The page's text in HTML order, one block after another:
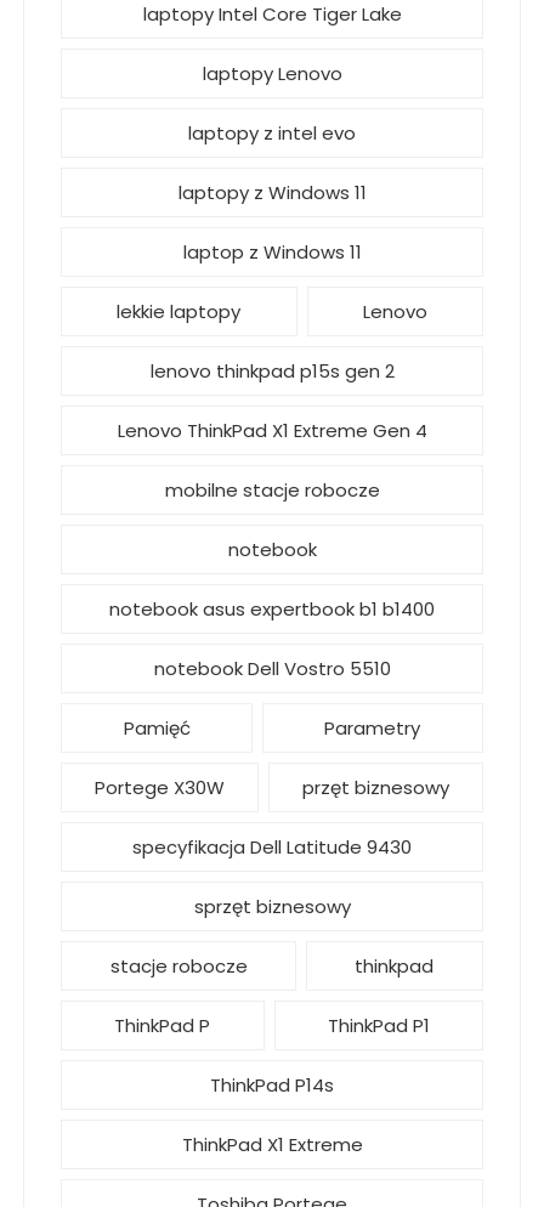
laptopy Intel Core Tiger Lake
laptopy Lenovo
laptopy z intel evo
laptopy z Windows 11
laptop z Windows 11
lekkie laptopy Lenovo
lenovo thinkpad p15s gen 2
Lenovo ThinkPad X1 Extreme Gen 4
mobilne stacje robocze
notebook
notebook asus expertbook b1 b1400
notebook Dell Vostro 5510
Pamięć Parametry
Portege X30W przęt biznesowy
specyfikacja Dell Latitude 9430
sprzęt biznesowy
stacje robocze thinkpad
ThinkPad P ThinkPad P1
ThinkPad P14s
ThinkPad X1 Extreme